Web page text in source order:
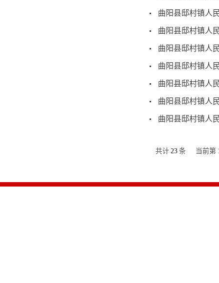
曲阳县邸村镇人
曲阳县邸村镇人
曲阳县邸村镇人
曲阳县邸村镇人
曲阳县邸村镇人
曲阳县邸村镇人
曲阳县邸村镇人
共计 23 条 当前第